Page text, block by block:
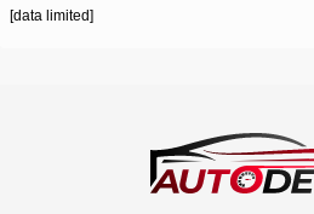
[data limited]